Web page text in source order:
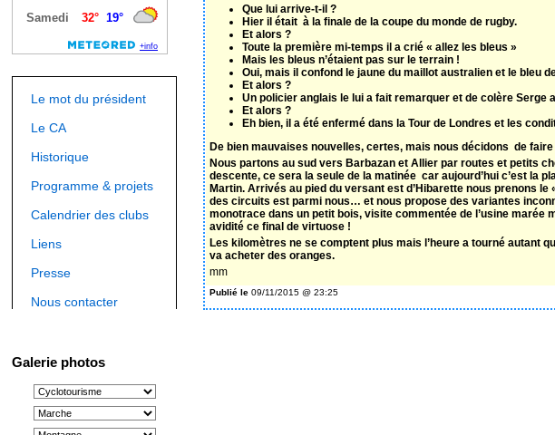
Le mot du président
Le CA
Historique
Programme & projets
Calendrier des clubs
Liens
Presse
Nous contacter
Galerie photos
Que lui arrive-t-il ?
Hier il était à la finale de la coupe du monde de rugby.
Et alors ?
Toute la première mi-temps il a crié « allez les bleus »
Mais les bleus n’étaient pas sur le terrain !
Oui, mais il confond le jaune du maillot australien et le bleu
Et alors ?
Un policier anglais le lui a fait remarquer et de colère Serge
Et alors ?
Eh bien, il a été enfermé dans la Tour de Londres et les
De bien mauvaises nouvelles, certes, mais nous décidons de
Nous partons au sud vers Barbazan et Allier par routes et petits
descente, ce sera la seule de la matinée car aujourd’hui c’est la
Martin. Arrivés au pied du versant est d’Hibarette nous prenons
des circuits est parmi nous… et nous propose des variantes
monotrace dans un petit bois, visite commentée de l’usine
avidité ce final de virtuose !
Les kilomètres ne se comptent plus mais l’heure a tourné autant
va acheter des oranges.
mm
Publié le 09/11/2015 @ 23:25